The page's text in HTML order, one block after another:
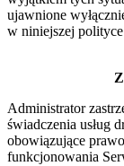
ujawnione
w niniejszej
Administrator
świadczenia usług
obowiązujące
funkcjonowania